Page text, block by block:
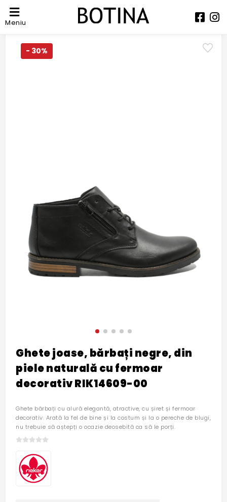
Meniu
- 30%
Ghete joase, bărbați negre, din
piele naturală cu fermoar
decorativ RIK14609-00
Ghete bărbați cu alură elegantă, atractive, cu șiret și fermoar
decorativ. Arată la fel de bine și la costum și la o pereche de blugi,
nu trebuie să aștepți o ocazie deosebită ca să le porți.